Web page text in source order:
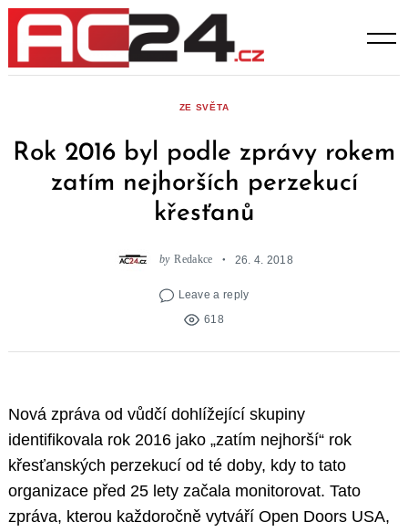
Skip
content
ZE SVĚTA
Rok 2016 byl podle zprávy rokem
zatím nejhorších perzekucí
křesťanů
by Redakce 26. 4. 2018
Leave a reply
618
Nová zpráva od vůdčí dohlížející skupiny
identifikovala rok 2016 jako „zatím nejhorší“ rok
křesťanských perzekucí od té doby, kdy to tato
organizace před 25 lety začala monitorovat. Tato
zpráva, kterou každoročně vytváří Open Doors USA,